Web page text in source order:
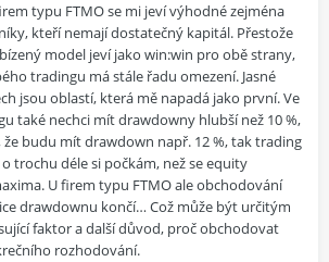
typu FTMO se mi jeví výhodné zejména
kteří nemají dostatečný kapitál. Přestože
model jeví jako win:win pro obě strany,
tradingu má stále řadu omezení. Jasné
jsou oblastí, která mě napadá jako první. Ve
také nechci mít drawdowny hlubší než 10 %,
že budu mít drawdown např. 12 %, tak trading
trochu déle si počkám, než se equity
U firem typu FTMO ale obchodování
drawdownu končí… Což může být určitým
faktor a další důvod, proč obchodovat
rozhodování.